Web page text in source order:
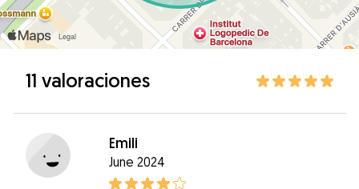
11 valoraciones
Emili
June 2024